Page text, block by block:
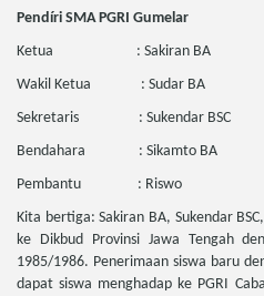
Pendíri SMA PGRI Gumelar
Ketua : Sakiran BA
Wakil Ketua : Sudar BA
Sekretaris : Sukendar BSC
Bendahara : Sikamto BA
Pembantu : Riswo
Kita bertiga: Sakiran BA, Sukendar
ke Dikbud Provinsi Jawa Tengah
1985/1986. Penerimaan siswa baru
dapat siswa menghadap ke PGRI